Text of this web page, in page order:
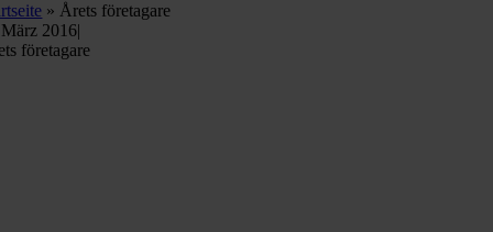
» Årets företagare
2016|
företagare